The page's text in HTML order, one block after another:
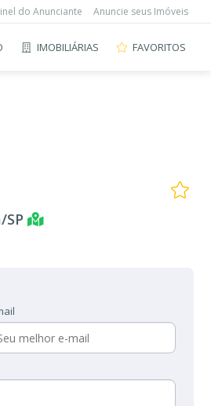
do Anunciante Anuncie seus Imóveis
IMOBILIÁRIAS FAVORITOS